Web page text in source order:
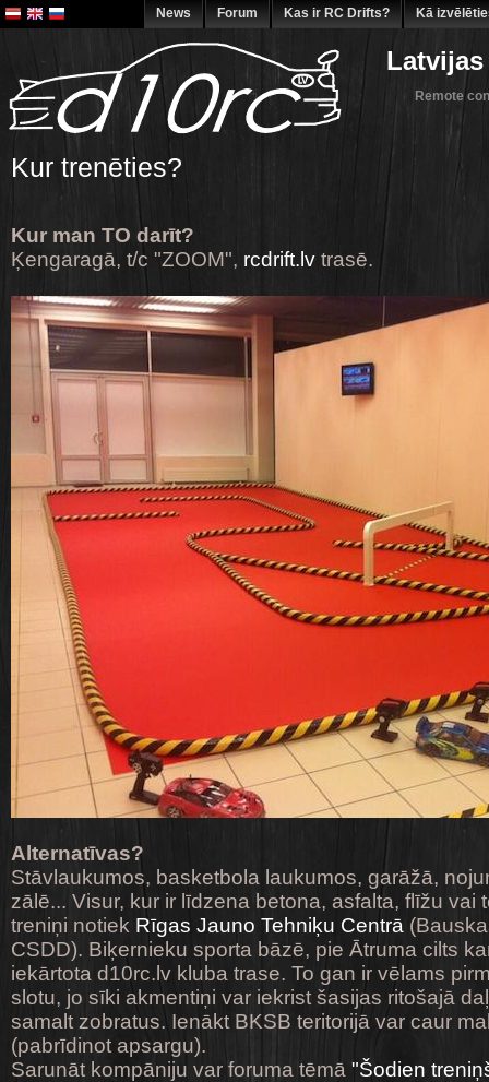
News Forum Kas ir RC Drifts? Kā
Remote
Kur trenēties?
Kur man TO darīt?
Ķengaragā, t/c "ZOOM", rcdrift.lv trasē.
Alternatīvas?
Stāvlaukumos, basketbola laukumos, garāžā,
zālē... Visur, kur ir līdzena betona, asfalta, flīžu vai
treniņi notiek Rīgas Jauno Tehniķu Centrā
CSDD). Biķernieku sporta bāzē, pie Ātruma cilts
iekārtota d10rc.lv kluba trase. To gan ir vēlams
slotu, jo sīki akmentiņi var iekrist šasijas ritošajā
samalt zobratus. Ienākt BKSB teritorijā var caur
(pabrīdinot apsargu).
Sarunāt kompāniju var foruma tēmā "Šodien